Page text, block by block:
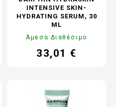
INTENSIVE SKIN-
HYDRATING SERUM, 30
ML
Άμεσα Διαθέσιμο
Τιμή
33,01 €